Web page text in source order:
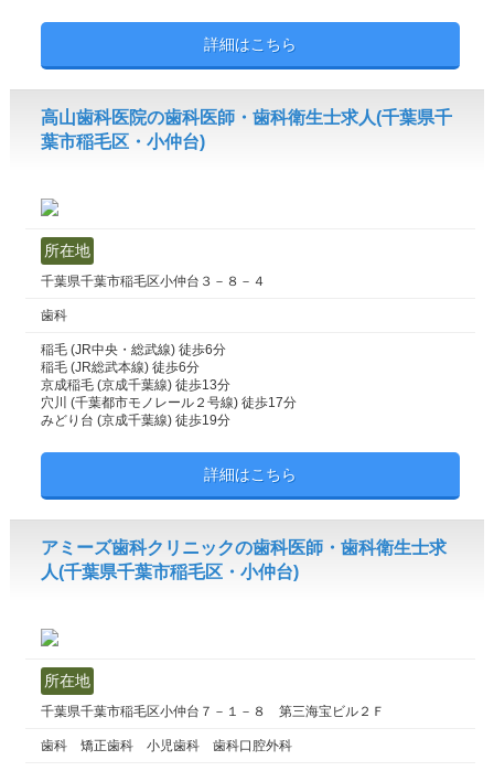
詳細はこちら
高山歯科医院の歯科医師・歯科衛生士求人(千葉県千
葉市稲毛区・小仲台)
所在地
千葉県千葉市稲毛区小仲台３－８－４
歯科
稲毛 (JR中央・総武線) 徒歩6分
稲毛 (JR総武本線) 徒歩6分
京成稲毛 (京成千葉線) 徒歩13分
穴川 (千葉都市モノレール２号線) 徒歩17分
みどり台 (京成千葉線) 徒歩19分
詳細はこちら
アミーズ歯科クリニックの歯科医師・歯科衛生士求
人(千葉県千葉市稲毛区・小仲台)
所在地
千葉県千葉市稲毛区小仲台７－１－８ 第三海宝ビル２Ｆ
歯科 矯正歯科 小児歯科 歯科口腔外科